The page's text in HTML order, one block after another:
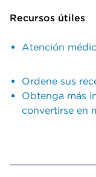
Recursos útiles
Atención
Ordene sus
Obtenga más
convertirse en